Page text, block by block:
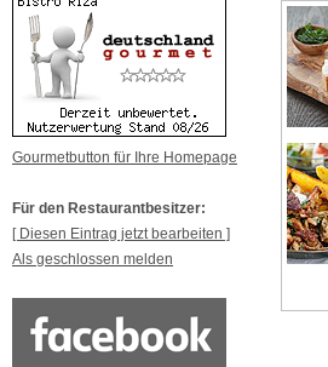
Gourmetbutton für Ihre Homepage
Für den Restaurantbesitzer:
[ Diesen Eintrag jetzt bearbeiten ]
Als geschlossen melden